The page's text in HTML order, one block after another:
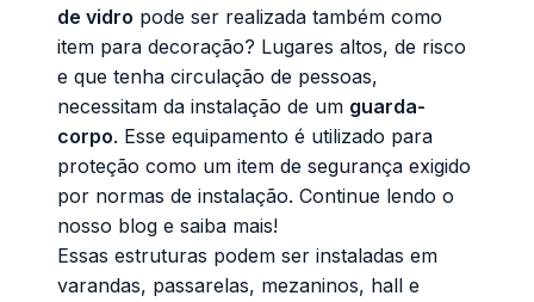
de vidro pode ser realizada também como
item para decoração? Lugares altos, de risco
e que tenha circulação de pessoas,
necessitam da instalação de um guarda-
corpo. Esse equipamento é utilizado para
proteção como um item de segurança exigido
por normas de instalação. Continue lendo o
nosso blog e saiba mais!
Essas estruturas podem ser instaladas em
varandas, passarelas, mezaninos, hall e